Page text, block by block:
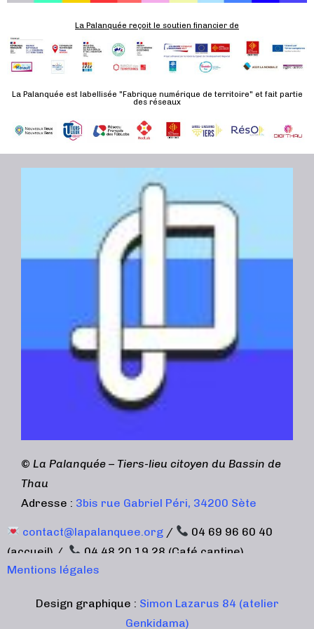
n
t
La Palanquée reçoit le soutien financier de
La Palanquée est labellisée "Fabrique numérique de territoire" et fait partie
des réseaux
© La Palanquée – Tiers-lieu citoyen du Bassin de
Thau
Adresse : 3bis rue Gabriel Péri, 34200 Sète
contact@lapalanquee.org /
04 69 96 60 40
(accueil) /
04 48 20 19 28 (Café cantine)
Mentions légales
Design graphique : Simon Lazarus 84 (atelier
Genkidama)